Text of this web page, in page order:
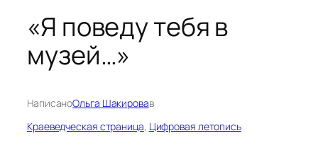
«Я поведу тебя в
музей…»
НаписаноОльга Шакировав
Краеведческая страница, Цифровая летопись